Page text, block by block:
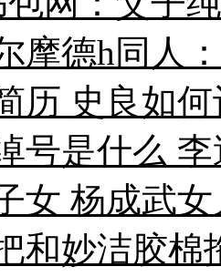
摩德h同人
历 史良如
号是什么
女 杨成武
和妙洁胶棉